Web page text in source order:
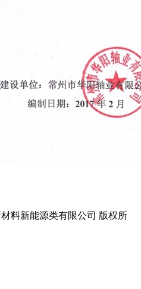
料新能源类有限公司 版权所